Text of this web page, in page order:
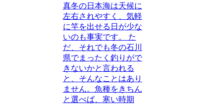
真冬の日本海は天候に
左右されやすく、気軽
に竿を出せる日が少な
いのも事実です。 た
だ、それでも冬の石川
県でまったく釣りがで
きないかと言われる
と、そんなことはあり
ません。魚種をきちん
と選べば、寒い時期